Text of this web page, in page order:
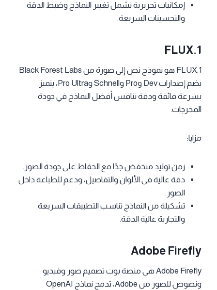
إمكانيات تحريرية تشمل تغيير النماذج وضبط الدقة
والتحسينات السريعة.
FLUX.1
FLUX.1 هو نموذج نص إلى صورة من Black Forest Labs
يضم إصدارات Dev وPro وSchnell وPro Ultra، يتميز
بسرعة فائقة ودقة تنافس أفضل النماذج في جودة
المخرجات.
مزايا:
زمن توليد منخفض جدًا مع الحفاظ على جودة الصور.
دقة عالية في الألوان والتفاصيل، ودعم للطباعة داخل
الصور.
تشكيلة من النماذج تناسب التطبيقات السريعة
والتجارية عالية الدقة.
Adobe Firefly
Adobe Firefly هي منصة بوت تصميم صور وفيديو
ونصوص للصور من Adobe، تدمج نماذج OpenAI